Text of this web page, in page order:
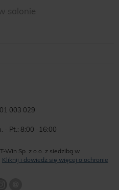
salonie
003 029
- Pt.: 8:00 -16:00
Win Sp. z o.o. z siedzibą w
Kliknij i dowiedz się więcej o ochronie